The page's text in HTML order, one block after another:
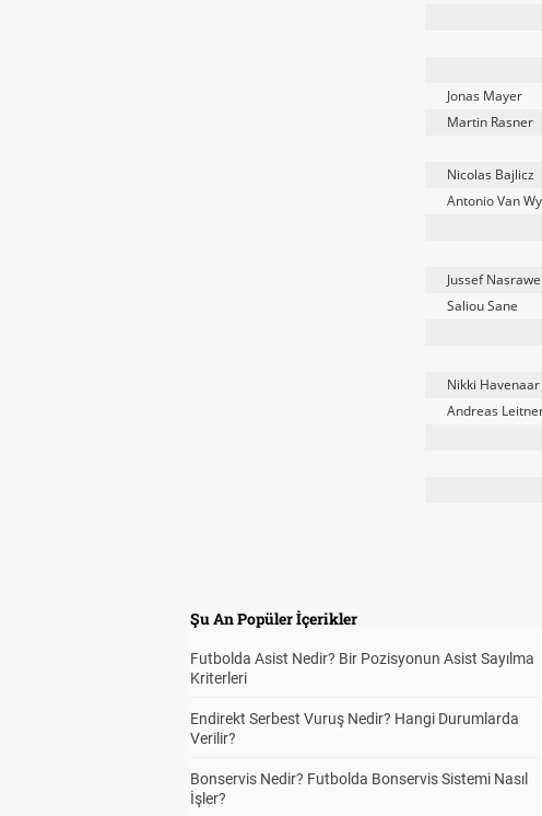
Jonas Mayer
Martin Rasner
Nicolas Bajlicz
Antonio Van
Jussef Nasrawe
Saliou Sane
Nikki Havenaar
Andreas
Şu An Popüler İçerikler
Futbolda Asist Nedir? Bir Pozisyonun Asist Sayılma
Kriterleri
Endirekt Serbest Vuruş Nedir? Hangi Durumlarda
Verilir?
Bonservis Nedir? Futbolda Bonservis Sistemi Nasıl
İşler?